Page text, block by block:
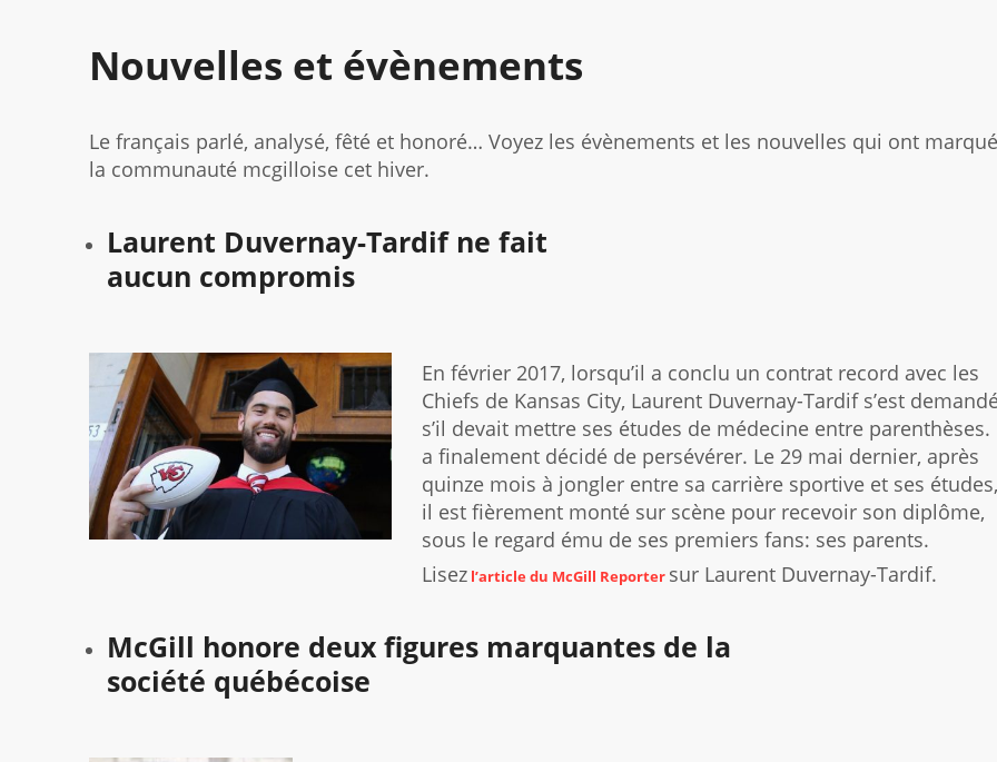
Nouvelles et évènements
Le français parlé, analysé, fêté et honoré… Voyez les évènements et les nouvelles qui ont marqué
la communauté mcgilloise cet hiver.
Laurent Duvernay-Tardif ne fait
aucun compromis
En février 2017, lorsqu’il a conclu un contrat record avec les
Chiefs de Kansas City, Laurent Duvernay-Tardif s’est
s’il devait mettre ses études de médecine entre parenthèses.
a finalement décidé de persévérer. Le 29 mai dernier, après
quinze mois à jongler entre sa carrière sportive et ses études,
il est fièrement monté sur scène pour recevoir son diplôme,
sous le regard ému de ses premiers fans: ses parents.
Lisez l’article du McGill Reporter sur Laurent Duvernay-Tardif.
McGill honore deux figures marquantes de la
société québécoise